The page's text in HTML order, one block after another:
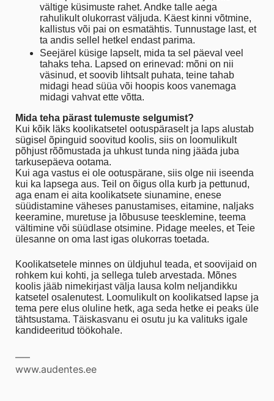
vältige küsimuste rahet. Andke talle aega
rahulikult olukorrast väljuda. Käest kinni võtmine,
kallistus või pai on esmatähtis. Tunnustage last, et
ta andis sellel hetkel endast parima.
Seejärel küsige lapselt, mida ta sel päeval veel
tahaks teha. Lapsed on erinevad: mõni on nii
väsinud, et soovib lihtsalt puhata, teine tahab
midagi head süüa või hoopis koos vanemaga
midagi vahvat ette võtta.
Mida teha pärast tulemuste selgumist?
Kui kõik läks koolikatsetel ootuspäraselt ja laps alustab
sügisel õpinguid soovitud koolis, siis on loomulikult
põhjust rõõmustada ja uhkust tunda ning jääda juba
tarkusepäeva ootama.
Kui aga vastus ei ole ootuspärane, siis olge nii iseenda
kui ka lapsega aus. Teil on õigus olla kurb ja pettunud,
aga enam ei aita koolikatsete siunamine, enese
süüdistamine väheses panustamises, eitamine, naljaks
keeramine, muretuse ja lõbususe teesklemine, teema
vältimine või süüdlase otsimine. Pidage meeles, et Teie
ülesanne on oma last igas olukorras toetada.
Koolikatsetele minnes on üldjuhul teada, et soovijaid on
rohkem kui kohti, ja sellega tuleb arvestada. Mõnes
koolis jääb nimekirjast välja lausa kolm neljandikku
katsetel osalenutest. Loomulikult on koolikatsed lapse ja
tema pere elus oluline hetk, aga seda hetke ei peaks üle
tähtsustama. Täiskasvanu ei osutu ju ka valituks igale
kandideeritud töökohale.
—–
www.audentes.ee